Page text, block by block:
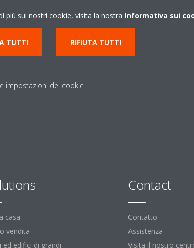
casa
vendita
ed edifici di grandi
Contact
Contatto
Assistenza
Visita il nostro
più sui nostri cookie, visita la nostra Informativa sui
TUTTI RIFIUTA TUTTI
impostazioni dei cookie